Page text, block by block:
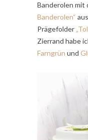
Banderolen mit
Banderolen“
Prägefolder
Zierrand habe
Farngrün und